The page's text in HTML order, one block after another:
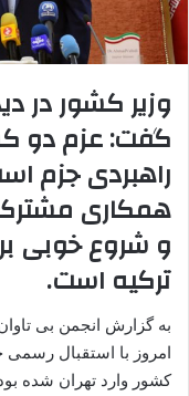
وزیر کشور در
گفت: عزم دو
راهبردی جزم
همکاری
و شروع خوبی
ترکیه است.
به گزارش انجمن بی
امروز با استقبال رسمی
کشور وارد تهران شده